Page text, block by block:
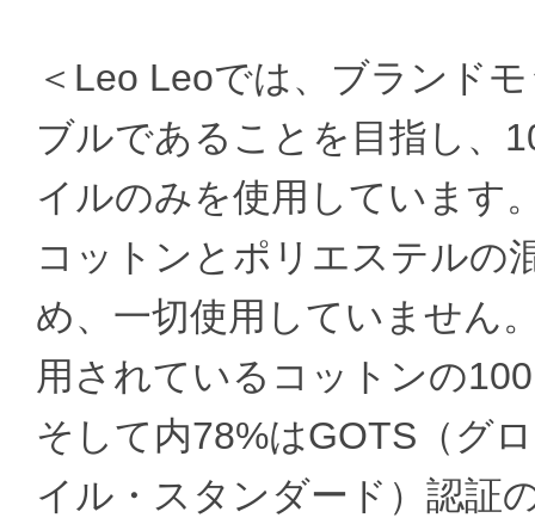
＜Leo Leoでは、ブランド
ブルであることを目指し、
イルのみを使用しています
コットンとポリエステルの
め、一切使用していません
用されているコットンの
そして内78%はGOTS（グ
イル・スタンダード）認証